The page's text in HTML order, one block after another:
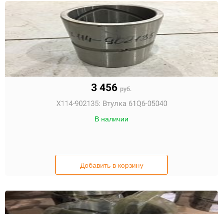
3 456 руб.
X114-902135: Втулка 61Q6-05040
В наличии
Добавить в корзину